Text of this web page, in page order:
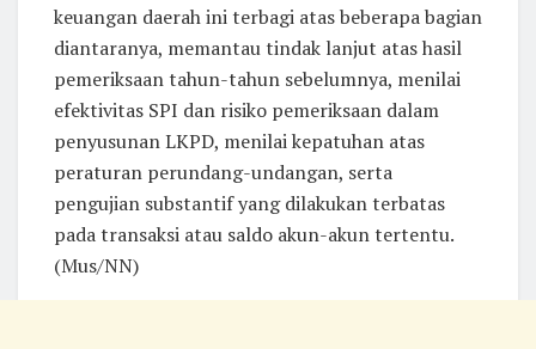
keuangan daerah ini terbagi atas beberapa bagian
diantaranya, memantau tindak lanjut atas hasil
pemeriksaan tahun-tahun sebelumnya, menilai
efektivitas SPI dan risiko pemeriksaan dalam
penyusunan LKPD, menilai kepatuhan atas
peraturan perundang-undangan, serta
pengujian substantif yang dilakukan terbatas
pada transaksi atau saldo akun-akun tertentu.
(Mus/NN)